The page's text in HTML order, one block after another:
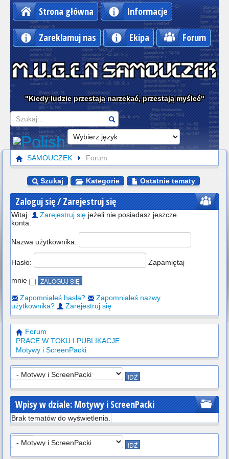
Strona główna Informacje
Zareklamuj nas Ekipa Forum
"Kiedy ludzie przestają narzekać, przestają myśleć"
Szukaj
SAMOUCZEK Forum
Szukaj Kategorie Ostatnie tematy
Zaloguj się / Zarejestruj się
Witaj. Zarejestruj się jeżeli nie posiadasz jeszcze
konta.
Nazwa użytkownika:
Hasło: Zapamiętaj
mnie
Zapomniałeś hasła?
Zapomniałeś nazwy
użytkownika?
Zarejestruj się
Forum
PRACE W TOKU I PUBLIKACJE
Motywy i ScreenPacki
Wpisy w dziale: Motywy i ScreenPacki
Brak tematów do wyświetlenia.